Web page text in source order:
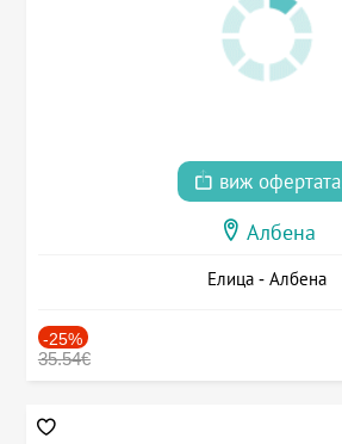
виж офертата
Албена
Елица - Албена
-25%
35.54€